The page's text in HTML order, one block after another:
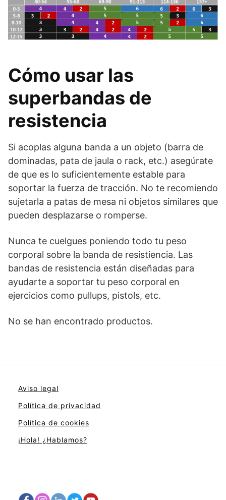
Cómo usar las
superbandas de
resistencia
Si acoplas alguna banda a un objeto (barra de
dominadas, pata de jaula o rack, etc.) asegúrate
de que es lo suficientemente estable para
soportar la fuerza de tracción. No te recomiendo
sujetarla a patas de mesa ni objetos similares que
pueden desplazarse o romperse.
Nunca te cuelgues poniendo todo tu peso
corporal sobre la banda de resistiencia. Las
bandas de resistencia están diseñadas para
ayudarte a soportar tu peso corporal en
ejercicios como pullups, pistols, etc.
No se han encontrado productos.
Aviso legal
Política de privacidad
Política de cookies
¡Hola! ¿Hablamos?